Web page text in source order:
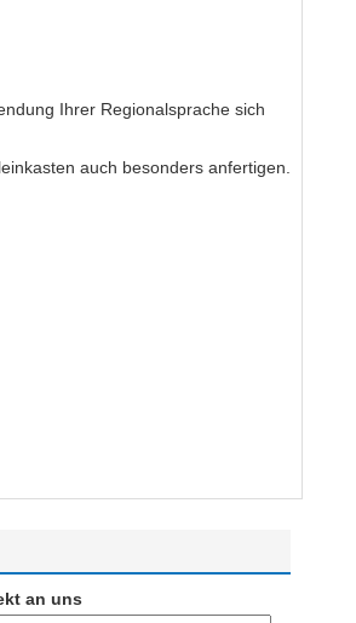
Ihrer Regionalsprache sich
auch besonders anfertigen.
an uns